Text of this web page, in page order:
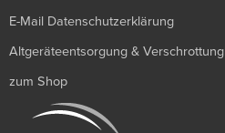
E-Mail Datenschutzerklärung
Altgeräteentsorgung & Verschrottung
zum Shop